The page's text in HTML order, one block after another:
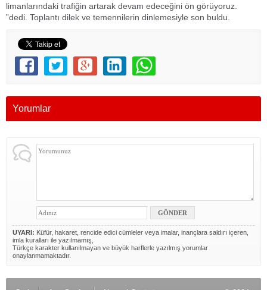
limanlarındaki trafiğin artarak devam edeceğini ön görüyoruz.
”dedi. Toplantı dilek ve temennilerin dinlemesiyle son buldu.
Yorumlar
UYARI: Küfür, hakaret, rencide edici cümleler veya imalar, inançlara saldırı içeren,
imla kuralları ile yazılmamış,
Türkçe karakter kullanılmayan ve büyük harflerle yazılmış yorumlar
onaylanmamaktadır.